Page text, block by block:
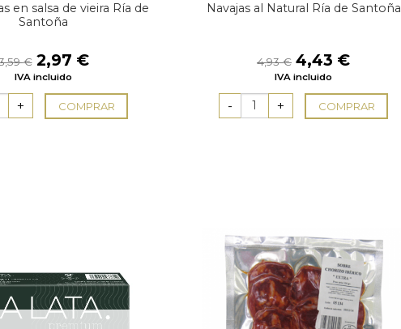
en salsa de vieira Ría de
Santoña
€ El
precio
original
era:
3,59 €.
2,97 €El
actual
es:
2,97 €.
IVA incluido
COMPRAR
Navajas al Natural Ría de Santoña
4,93€ El
precio
original
era:
4,93 €.
4,43 €El
actual
es:
4,43 €.
IVA incluido
COMPRAR